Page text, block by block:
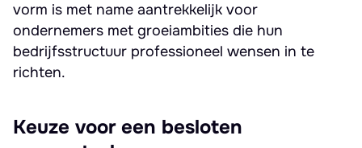
vorm is met name aantrekkelijk voor
ondernemers met groeiambities die hun
bedrijfsstructuur professioneel wensen in te
richten.
Keuze voor een besloten